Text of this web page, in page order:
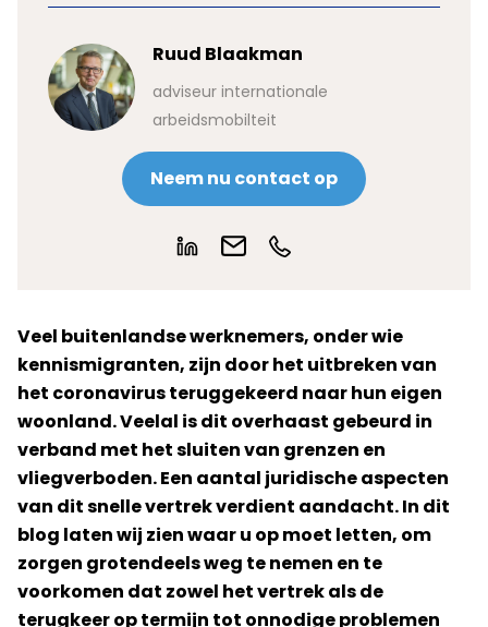
Ruud Blaakman
adviseur internationale
arbeidsmobilteit
Neem nu contact op
Veel buitenlandse werknemers, onder wie
kennismigranten, zijn door het uitbreken van
het coronavirus teruggekeerd naar hun eigen
woonland. Veelal is dit overhaast gebeurd in
verband met het sluiten van grenzen en
vliegverboden. Een aantal juridische aspecten
van dit snelle vertrek verdient aandacht. In dit
blog laten wij zien waar u op moet letten, om
zorgen grotendeels weg te nemen en te
voorkomen dat zowel het vertrek als de
terugkeer op termijn tot onnodige problemen